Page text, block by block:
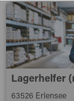
Lagerhelfer
63526 Erlensee